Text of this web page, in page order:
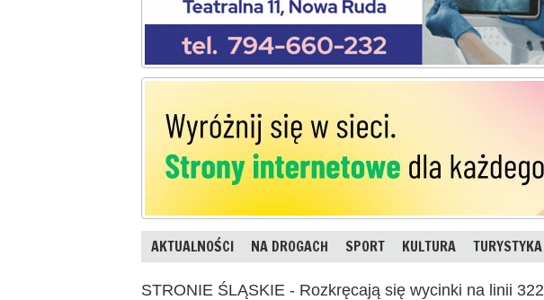
AKTUALNOŚCI NA DROGACH SPORT KULTURA TURYSTYKA
STRONIE ŚLĄSKIE - Rozkręcają się wycinki na linii 322